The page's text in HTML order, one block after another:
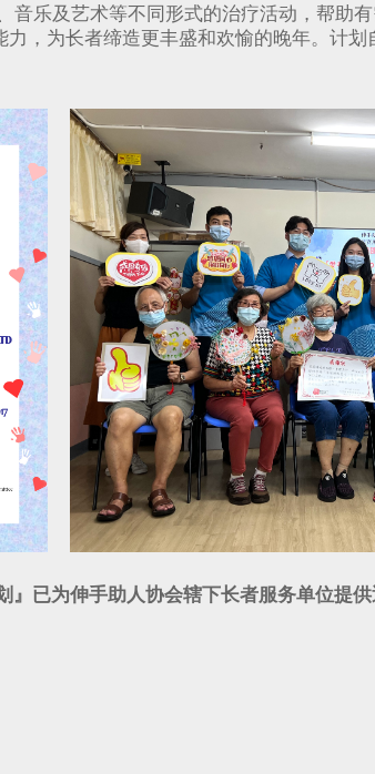
音乐及艺术等不同形式的治疗活动，帮
，为长者缔造更丰盛和欢愉的晚年。计
』已为伸手助人协会辖下长者服务单位提